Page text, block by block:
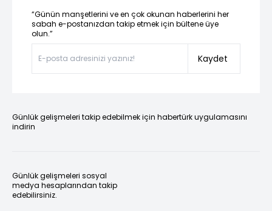
“Günün manşetlerini ve en çok okunan haberlerini her
sabah e-postanızdan takip etmek için bültene üye
olun.”
Kaydet
Günlük gelişmeleri takip edebilmek için habertürk uygulamasını
indirin
Günlük gelişmeleri sosyal
medya hesaplarından takip
edebilirsiniz.